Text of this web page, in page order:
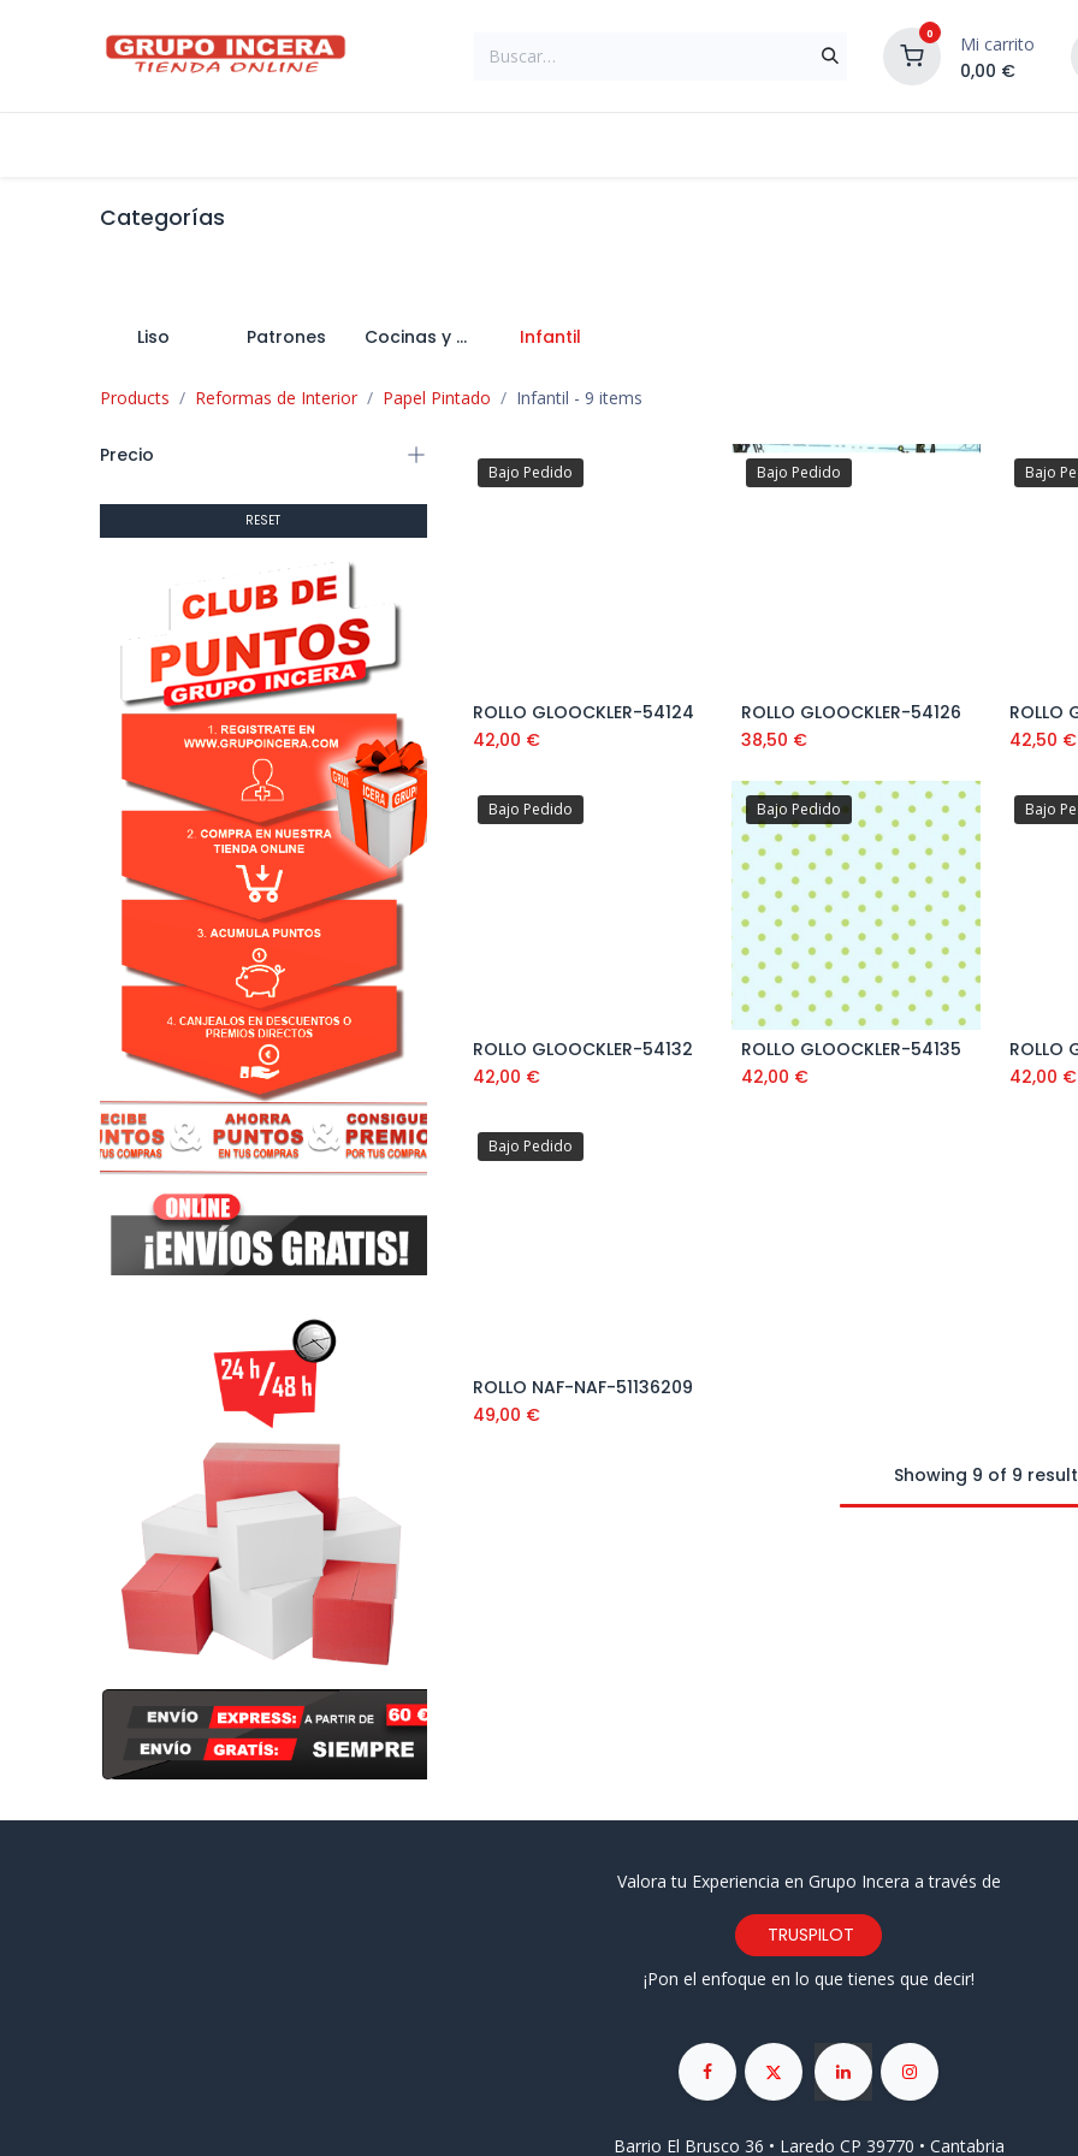
0 Mi carrito
0,00 €
Categorías
Liso Patrones Cocinas y Baños Infantil
Products Reformas de Interior Papel Pintado Infantil - 9 items
Precio
RESET
Bajo Pedido
ROLLO GLOOCKLER-54124
42,00 €
Bajo Pedido
ROLLO GLOOCKLER-54126
38,50 €
Bajo
ROLLO
42,50 €
Bajo Pedido
ROLLO GLOOCKLER-54132
42,00 €
Bajo Pedido
ROLLO GLOOCKLER-54135
42,00 €
Bajo
ROLLO
42,00 €
Bajo Pedido
ROLLO NAF-NAF-51136209
49,00 €
Showing 9 of 9
Valora tu Experiencia en Grupo Incera a través de
TRUSPILOT
¡Pon el enfoque en lo que tienes que decir!
Barrio El Brusco 36 • Laredo CP 39770 • Cantabria